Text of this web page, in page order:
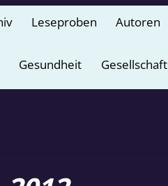
Leseproben Autoren
Gesundheit Gesellschaft